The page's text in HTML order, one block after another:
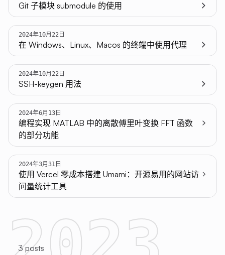
Git 子模块 submodule 的使用
2024年10月22日
在 Windows、Linux、Macos 的终端中使用代理
2024年10月22日
SSH-keygen 用法
2024年6月13日
编程实现 MATLAB 中的离散傅里叶变换 FFT 函数
的部分功能
2024年3月31日
使用 Vercel 零成本搭建 Umami：开源易用的网站访
问量统计工具
3 posts